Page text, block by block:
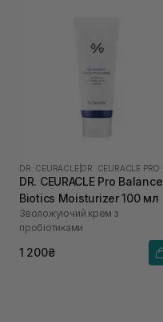
DR. CEURACLE
DR. CEURACLE Pro Balance
Biotics Moisturizer 100 мл
Зволожуючий крем з
пробіотиками
1 200₴